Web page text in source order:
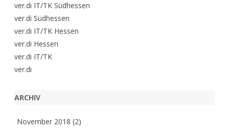
ver.di IT/TK Südhessen
ver.di Südhessen
ver.di IT/TK Hessen
ver.di Hessen
ver.di IT/TK
ver.di
ARCHIV
November 2018 (2)